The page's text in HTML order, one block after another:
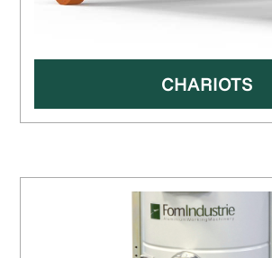
CHARIOTS